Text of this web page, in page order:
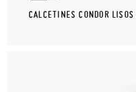
CALCETINES CONDOR LISOS